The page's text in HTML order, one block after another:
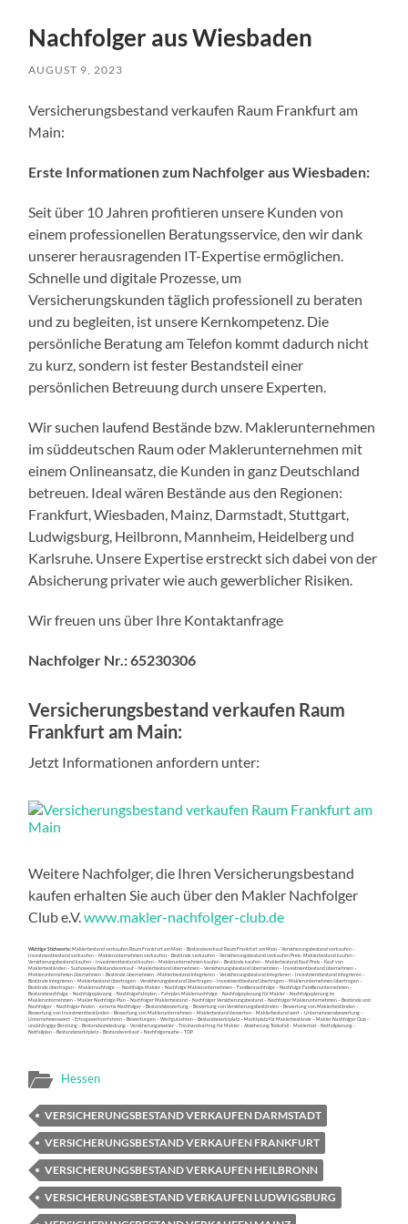
Nachfolger aus Wiesbaden
AUGUST 9, 2023
Versicherungsbestand verkaufen Raum Frankfurt am
Main:
Erste Informationen zum Nachfolger aus Wiesbaden:
Seit über 10 Jahren profitieren unsere Kunden von
einem professionellen Beratungsservice, den wir dank
unserer herausragenden IT-Expertise ermöglichen.
Schnelle und digitale Prozesse, um
Versicherungskunden täglich professionell zu beraten
und zu begleiten, ist unsere Kernkompetenz. Die
persönliche Beratung am Telefon kommt dadurch nicht
zu kurz, sondern ist fester Bestandsteil einer
persönlichen Betreuung durch unsere Experten.
Wir suchen laufend Bestände bzw. Maklerunternehmen
im süddeutschen Raum oder Maklerunternehmen mit
einem Onlineansatz, die Kunden in ganz Deutschland
betreuen. Ideal wären Bestände aus den Regionen:
Frankfurt, Wiesbaden, Mainz, Darmstadt, Stuttgart,
Ludwigsburg, Heilbronn, Mannheim, Heidelberg und
Karlsruhe. Unsere Expertise erstreckt sich dabei von der
Absicherung privater wie auch gewerblicher Risiken.
Wir freuen uns über Ihre Kontaktanfrage
Nachfolger Nr.: 65230306
Versicherungsbestand verkaufen Raum
Frankfurt am Main:
Jetzt Informationen anfordern unter:
Weitere Nachfolger, die Ihren Versicherungsbestand
kaufen erhalten Sie auch über den Makler Nachfolger
Club e.V.www.makler-nachfolger-club.de
Wichtige Stichworte:Maklerbestand verkaufen Raum Frankfurt am Main – Bestandsverkauf Raum Frankfurt am Main – Versicherungsbestand verkaufen –
Investmentbestand verkaufen – Maklerunternehmen verkaufen – Bestände verkaufen – Versicherungsbestand verkaufen Preis -Maklerbestand kaufen –
Versicherungsbestand kaufen – Investmentbestand kaufen – Maklerunternehmen kaufen – Bestände kaufen – Maklerbestand Kauf Preis – Kauf von
Maklerbeständen – Suchoweew Bestandsverkauf – Maklerbestand übernehmen – Versicherungsbestand übernehmen – Investmentbestand übernehmen –
Maklerunternehmen übernehmen – Bestände übernehmen –Maklerbestand integrieren – Versicherungsbestand integrieren – Investmentbestand integrieren –
Bestände integrieren – Maklerbestand übertragen – Versicherungsbestand übertragen – Investmentbestand übertragen – Maklerunternehmen übertragen –
Bestände übertragen – Maklernachfolge –– Nachfolge Makler – Nachfolge Maklerunternehmen – Familiennachfolge – Nachfolge Familienunternehmen –
Bestandsnachfolge – Nachfolgeplanung – Nachfolgefahrplan – Fahrplan Maklernachfolge – Nachfolgeplanung für Makler – Nachfolgeplanung im
Maklerunternehmen – Makler Nachfolge Plan – Nachfolger Maklerbestand – Nachfolger Versicherungsbestand – Nachfolger Maklerunternehmen – Bestände und
Nachfolger – Nachfolger finden – externe Nachfolger – Bestandsbewertung – Bewertung von Versicherungsbeständen – Bewertung von Maklerbeständen –
Bewertung von Investmentbeständen – Bewertung von Maklerunternehmen – Maklerbestand bewerten – Maklerbestand wert – Unternehmensbewertung –
Unternehmenswert – Ertragswertverfahren – Bewertungen – Wertgutachten – Bestandsmarktplatz – Marktplatz für Maklerbestände – Makler Nachfolger Club –
unabhängige Beratung – Bestandsumdeckung – Versicherungsmakler – Treuhandvertrag für Makler – Absicherung Todesfall – Maklertod – Notfallplanung –
Notfallplan – Bestandsmarktplatz – Bestandsverkauf – Nachfolgersuche – TOP
Hessen
VERSICHERUNGSBESTAND VERKAUFEN DARMSTADT
VERSICHERUNGSBESTAND VERKAUFEN FRANKFURT
VERSICHERUNGSBESTAND VERKAUFEN HEILBRONN
VERSICHERUNGSBESTAND VERKAUFEN LUDWIGSBURG